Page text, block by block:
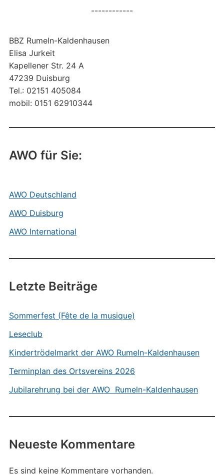
------------
BBZ Rumeln-Kaldenhausen
Elisa Jurkeit
Kapellener Str. 24 A
47239 Duisburg
Tel.: 02151 405084
mobil: 0151 62910344
AWO für Sie:
AWO Deutschland
AWO Duisburg
AWO International
Letzte Beiträge
Sommerfest (Fête de la musique)
Leseclub
Kindertrödelmarkt der AWO Rumeln-Kaldenhausen
Terminplan des Ortsvereins 2026
Jubilarehrung bei der AWO Rumeln-Kaldenhausen
Neueste Kommentare
Es sind keine Kommentare vorhanden.